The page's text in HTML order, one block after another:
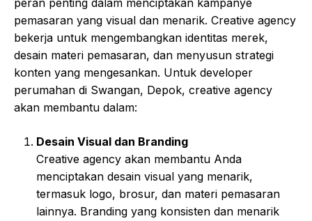
peran penting dalam menciptakan kampanye
pemasaran yang visual dan menarik. Creative agency
bekerja untuk mengembangkan identitas merek,
desain materi pemasaran, dan menyusun strategi
konten yang mengesankan. Untuk developer
perumahan di Swangan, Depok, creative agency
akan membantu dalam:
Desain Visual dan Branding
Creative agency akan membantu Anda
menciptakan desain visual yang menarik,
termasuk logo, brosur, dan materi pemasaran
lainnya. Branding yang konsisten dan menarik